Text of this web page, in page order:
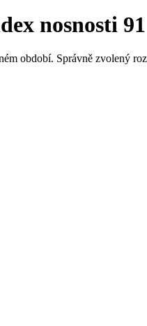
nosnosti 91
období. Správně zvolený